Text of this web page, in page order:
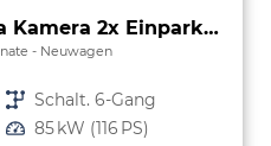
Extra 1,0 TSI 2ZoKlima Kamera 2x Einparkhilfe Alu Felgen 5J Garantie Sitzheizung LED Scheinwerfer ACC
Neuwagen
Getriebe Schalt. 6-Gang
Leistung 85 kW (116 PS)